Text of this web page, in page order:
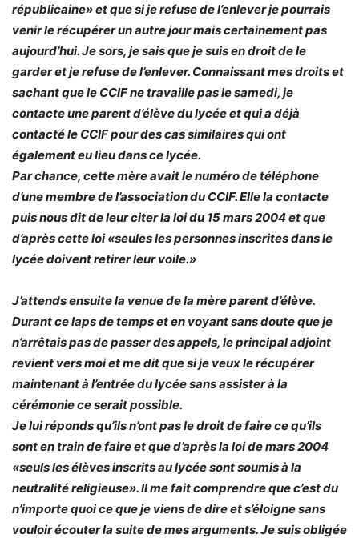
républicaine» et que si je refuse de l’enlever je pourrais
venir le récupérer un autre jour mais certainement pas
aujourd’hui. Je sors, je sais que je suis en droit de le
garder et je refuse de l’enlever. Connaissant mes droits et
sachant que le CCIF ne travaille pas le samedi, je
contacte une parent d’élève du lycée et qui a déjà
contacté le CCIF pour des cas similaires qui ont
également eu lieu dans ce lycée.
Par chance, cette mère avait le numéro de téléphone
d’une membre de l’association du CCIF. Elle la contacte
puis nous dit de leur citer la loi du 15 mars 2004 et que
d’après cette loi «seules les personnes inscrites dans le
lycée doivent retirer leur voile.»
J’attends ensuite la venue de la mère parent d’élève.
Durant ce laps de temps et en voyant sans doute que je
n’arrêtais pas de passer des appels, le principal adjoint
revient vers moi et me dit que si je veux le récupérer
maintenant à l’entrée du lycée sans assister à la
cérémonie ce serait possible.
Je lui réponds qu’ils n’ont pas le droit de faire ce qu’ils
sont en train de faire et que d’après la loi de mars 2004
«seuls les élèves inscrits au lycée sont soumis à la
neutralité religieuse». Il me fait comprendre que c’est du
n’importe quoi ce que je viens de dire et s’éloigne sans
vouloir écouter la suite de mes arguments. Je suis obligée